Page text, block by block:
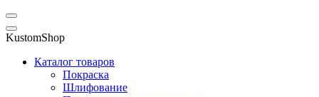
KustomShop
Каталог товаров
Покраска
Шлифование